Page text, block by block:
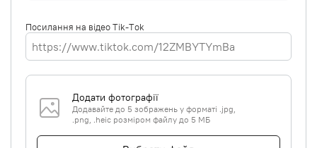
Посилання на відео Tik-Tok
Додати фотографії
Додавайте до 5 зображень у форматі .jpg,
.png, .heic розміром файлу до 5 МБ